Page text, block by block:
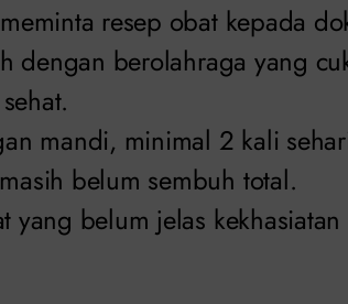
resep obat kepada
dengan berolahraga yang
mandi, minimal 2 kali
belum sembuh total.
yang belum jelas